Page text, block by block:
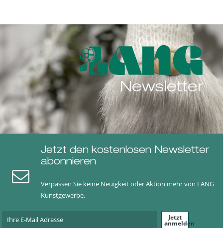
Newsletter
Jetzt den kostenlosen Newsletter
abonnieren
Verpassen Sie keine Neuigkeit oder Aktion mehr von LANG
Kunstgewerbe.
Jetzt
anmelden